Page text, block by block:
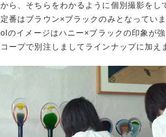
から、そちらをわかるように個別撮影をし
定番はブラウン×ブラックのみとなってい
olのイメージはハニー×ブラックの印象が
コープで別注しましてラインナップに加え